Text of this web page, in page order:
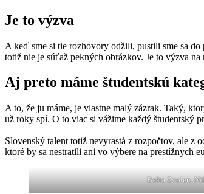
Je to výzva
A keď sme si tie rozhovory odžili, pustili sme sa do
totiž nie je súťaž pekných obrázkov. Je to výzva
Aj preto máme študentskú
A to, že ju máme, je vlastne malý zázrak. Taký,
už roky spí. O to viac si vážime každý študentský
Slovenský talent totiž nevyrastá z rozpočtov, ale
ktoré by sa nestratili ani vo výbere na prestížnych
Bašta Zvolen,